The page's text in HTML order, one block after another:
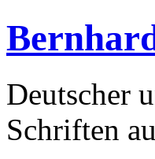
Deutscher
Schriften